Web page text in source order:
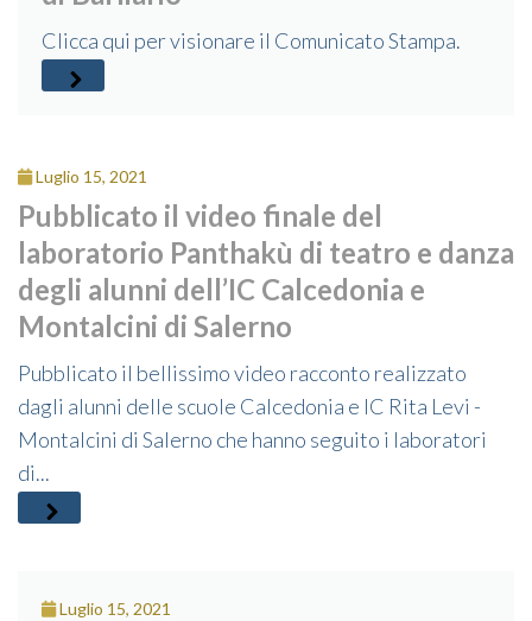
Clicca qui per visionare il Comunicato Stampa.
Luglio 15, 2021
Pubblicato il video finale del
laboratorio Panthakù di teatro e danza
degli alunni dell’IC Calcedonia e
Montalcini di Salerno
Pubblicato il bellissimo video racconto realizzato
dagli alunni delle scuole Calcedonia e IC Rita Levi -
Montalcini di Salerno che hanno seguito i laboratori
di...
Luglio 15, 2021